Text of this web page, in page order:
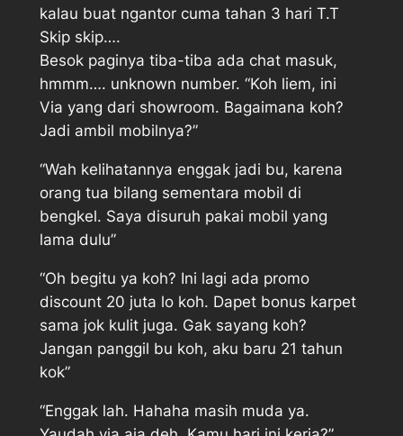
kalau buat ngantor cuma tahan 3 hari T.T
Skip skip….
Besok paginya tiba-tiba ada chat masuk,
hmmm…. unknown number. “Koh liem, ini
Via yang dari showroom. Bagaimana koh?
Jadi ambil mobilnya?”
“Wah kelihatannya enggak jadi bu, karena
orang tua bilang sementara mobil di
bengkel. Saya disuruh pakai mobil yang
lama dulu”
“Oh begitu ya koh? Ini lagi ada promo
discount 20 juta lo koh. Dapet bonus karpet
sama jok kulit juga. Gak sayang koh?
Jangan panggil bu koh, aku baru 21 tahun
kok”
“Enggak lah. Hahaha masih muda ya.